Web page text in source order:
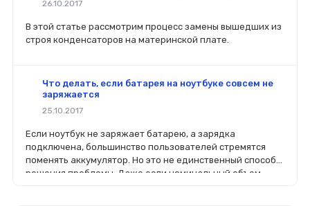
26.10.2017
В этой статье рассмотрим процесс замены вышедших из
строя конденсаторов на материнской плате.
Что делать, если батарея на ноутбуке совсем не
заряжается
25.10.2017
Если ноутбук не заряжает батарею, а зарядка
подключена, большинство пользователей стремятся
поменять аккумулятор. Но это не единственный способ
решения проблемы. Даже если номинальный объем